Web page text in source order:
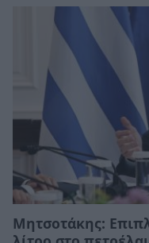
Μητσοτάκης: